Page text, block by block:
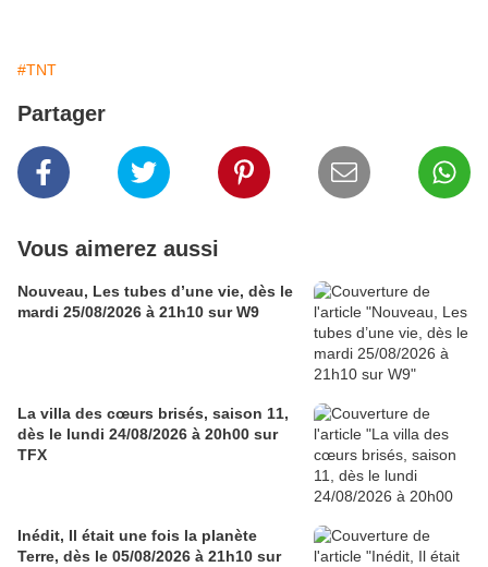
#TNT
Partager
Vous aimerez aussi
Nouveau, Les tubes d’une vie, dès le
mardi 25/08/2026 à 21h10 sur W9
La villa des cœurs brisés, saison 11,
dès le lundi 24/08/2026 à 20h00 sur
TFX
Inédit, Il était une fois la planète
Terre, dès le 05/08/2026 à 21h10 sur